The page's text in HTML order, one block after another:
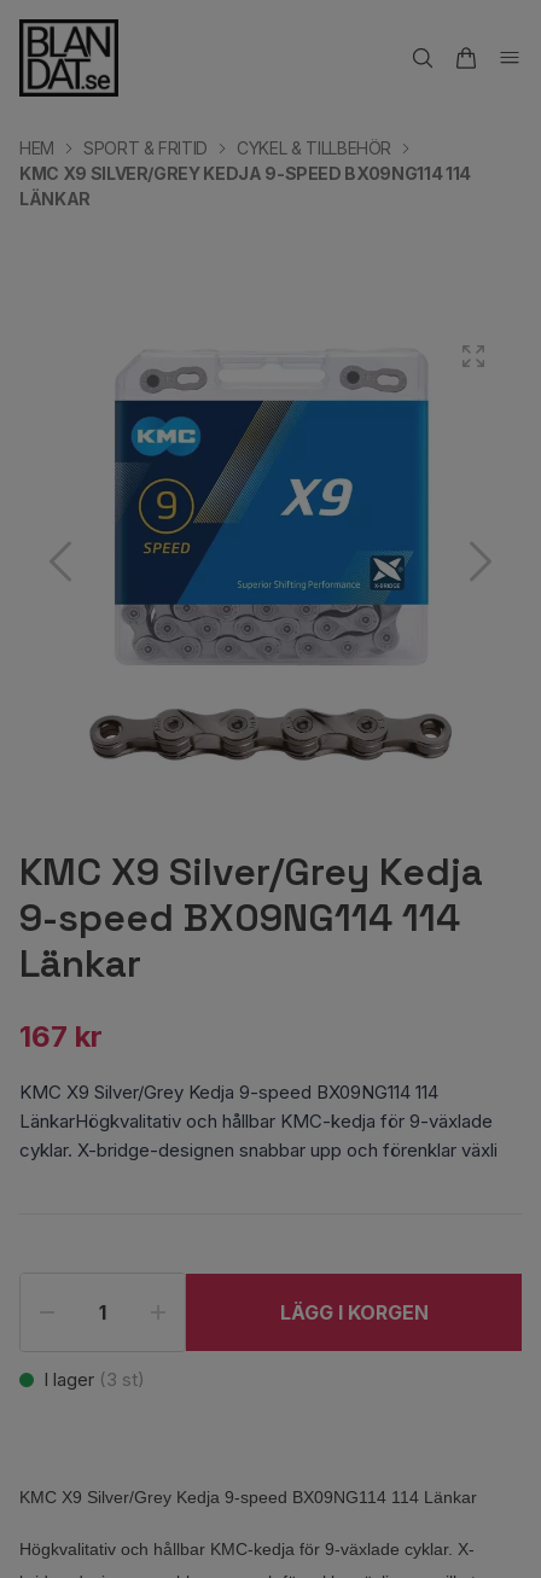
HEM SPORT & FRITID
CYKEL & TILLBEHÖR
KMC X9 SILVER/GREY KEDJA 9-SPEED BX09NG114 114
LÄNKAR
KMC X9 Silver/Grey Kedja
9-speed BX09NG114 114
Länkar
167 kr
KMC X9 Silver/Grey Kedja 9-speed BX09NG114 114
LänkarHögkvalitativ och hållbar KMC-kedja för 9-växlade
cyklar. X-bridge-designen snabbar upp och förenklar växli
LÄGG I KORGEN
I lager (3 st)
KMC X9 Silver/Grey Kedja 9-speed BX09NG114 114 Länkar
Högkvalitativ och hållbar KMC-kedja för 9-växlade cyklar. X-